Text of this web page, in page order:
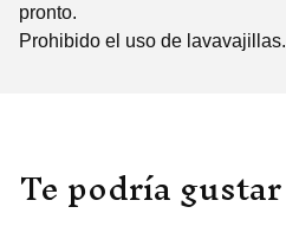
pronto.
Prohibido el uso de lavavajillas.
Te podría gustar